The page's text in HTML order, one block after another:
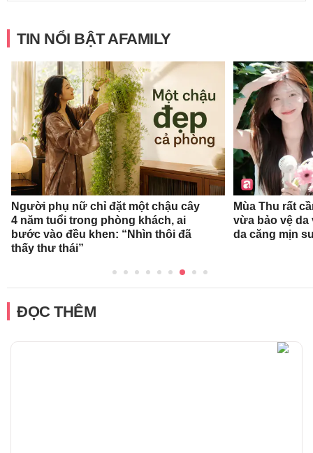
TIN NỔI BẬT AFAMILY
Người phụ nữ chỉ đặt một chậu cây
4 năm tuổi trong phòng khách, ai
bước vào đều khen: “Nhìn thôi đã
thấy thư thái”
Mùa Thu rất
vừa bảo vệ
da căng mịn
ĐỌC THÊM